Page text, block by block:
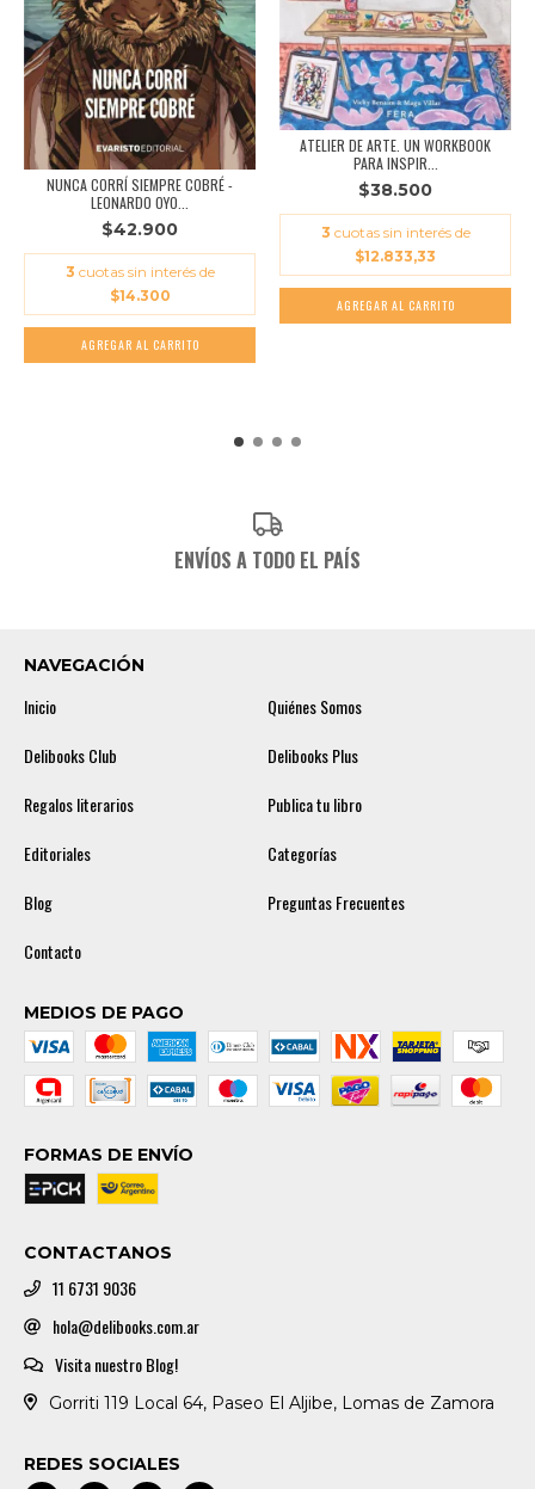
NUNCA CORRÍ SIEMPRE COBRÉ -
LEONARDO OYO...
$42.900
3 cuotas sin interés de
$14.300
ATELIER DE ARTE. UN WORKBOOK
PARA INSPIR...
$38.500
3 cuotas sin interés de
$12.833,33
ENVÍOS A TODO EL PAÍS
NAVEGACIÓN
Inicio
Quiénes Somos
Delibooks Club
Delibooks Plus
Regalos literarios
Publica tu libro
Editoriales
Categorías
Blog
Preguntas Frecuentes
Contacto
MEDIOS DE PAGO
FORMAS DE ENVÍO
CONTACTANOS
11 6731 9036
hola@delibooks.com.ar
Visita nuestro Blog!
Gorriti 119 Local 64, Paseo El Aljibe, Lomas de Zamora
REDES SOCIALES